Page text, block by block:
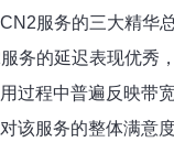
服务的三大精华总
务的延迟表现优秀
过程中普遍反映带
该服务的整体满意